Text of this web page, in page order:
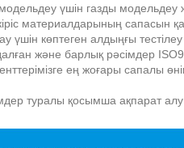
үшін газды модельдеу
материалдарының сапасын
үшін көптеген алдыңғы
және барлық рәсімдер
ең жоғары сапалы
туралы қосымша ақпарат